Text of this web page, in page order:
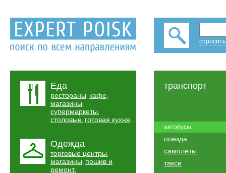
Еда
рестораны, кафе,
магазины,
супермаркеты,
столовые, готовая кухня,
Одежда
торговые центры,
магазины, пошив и
ремонт,
транспорт
автобусы
поезда
самолеты
такси